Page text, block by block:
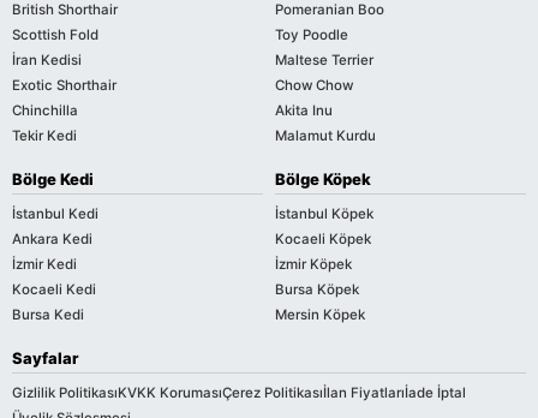
British Shorthair
Scottish Fold
İran Kedisi
Exotic Shorthair
Chinchilla
Tekir Kedi
Pomeranian Boo
Toy Poodle
Maltese Terrier
Chow Chow
Akita Inu
Malamut Kurdu
Bölge Kedi
İstanbul Kedi
Ankara Kedi
İzmir Kedi
Kocaeli Kedi
Bursa Kedi
Bölge Köpek
İstanbul Köpek
Kocaeli Köpek
İzmir Köpek
Bursa Köpek
Mersin Köpek
Sayfalar
Gizlilik PolitikasıKVKK KorumasıÇerez Politikasıİlan Fiyatlarıİade İptal